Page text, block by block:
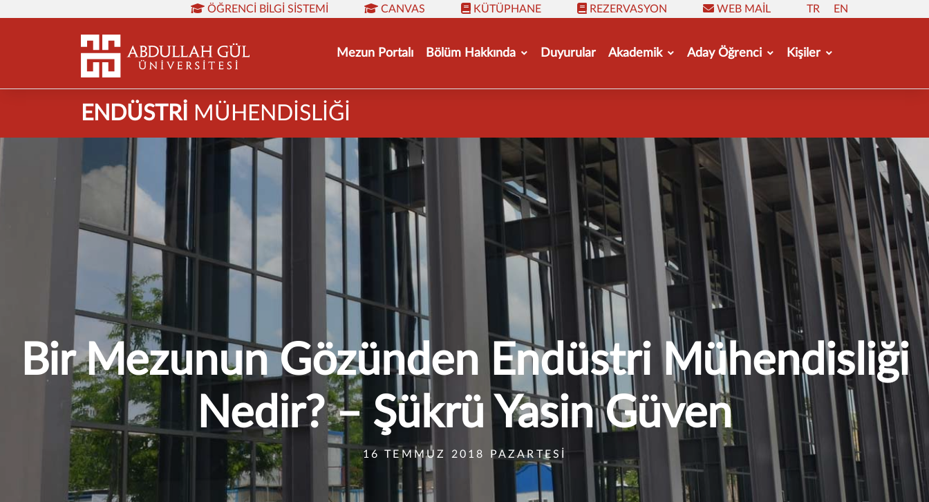
ÖĞRENCI BILGI SISTEMI CANVAS KÜTÜPHANE REZERVASYON WEB MAIL TR EN
Mezun Portalı Bölüm Hakkında Duyurular Akademik Aday Öğrenci Kişiler
ENDÜSTRİ MÜHENDİSLİĞİ
Bir Mezunun Gözünden Endüstri Mühendisliği
Nedir? – Şükrü Yasin Güven
16 TEMMUZ 2018 PAZARTESI